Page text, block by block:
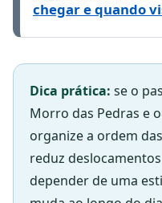
chegar e quando
Dica prática: se o
Morro das Pedras e
organize a ordem
reduz
depender de uma